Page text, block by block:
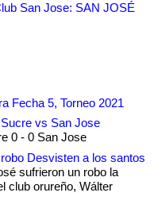
San Jose: SAN JOSÉ
Fecha 5, Torneo 2021
vs San Jose
0 - 0 San Jose
Desvisten a los santos
sufrieron un robo la
club orureño, Wálter